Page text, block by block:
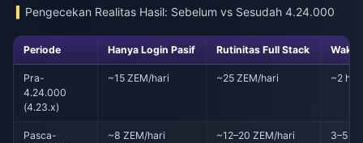
Pengecekan Realitas Hasil: Sebelum vs Sesudah 4.24.000
Periode Hanya Login Pasif Rutinitas Full Stack
Pra-
4.24.000
(4.23.x)
~15 ZEM/hari ~25 ZEM/hari ~2 hari
Pasca-
~8 ZEM/hari ~12–20 ZEM/hari 3–5